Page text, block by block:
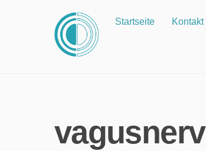
Startseite Kontakt
vagusnerv